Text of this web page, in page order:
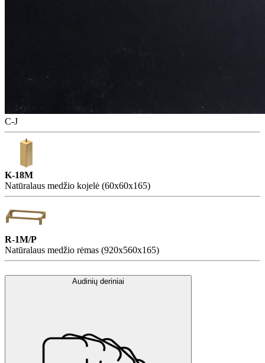
C-J
K-18M
Natūralaus medžio kojelė (60x60x165)
R-1M/P
Natūralaus medžio rėmas (920x560x165)
Audinių deriniai